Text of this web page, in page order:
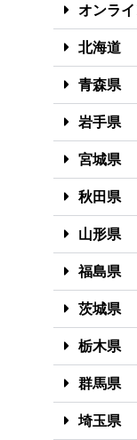
オンラ
北海道
青森県
岩手県
宮城県
秋田県
山形県
福島県
茨城県
栃木県
群馬県
埼玉県